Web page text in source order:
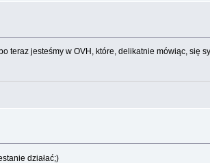
teraz jesteśmy w OVH, które, delikatnie mówiąc, się
działać;)